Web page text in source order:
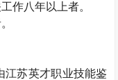
作八年以上者。
江苏英才职业技能鉴